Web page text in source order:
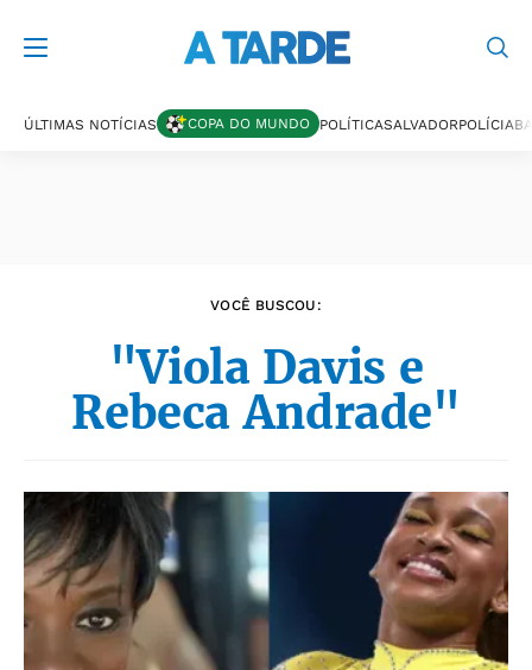
ÚLTIMAS NOTÍCIAS COPA DO MUNDO POLÍTICASALVADORPOLÍCIA
VOCÊ BUSCOU:
"Viola Davis e
Rebeca Andrade"